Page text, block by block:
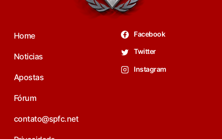
Home
Noticias
Apostas
Fórum
contato@spfc.net
Facebook
Twitter
Instagram